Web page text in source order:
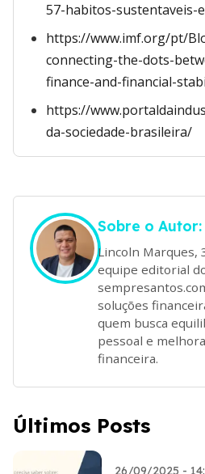
57-habitos-sustentaveis-
https://www.imf.org/pt/
connecting-the-dots-
finance-and-financial-
https://
da-sociedade-brasileira/
Sobre o Autor:
Lincoln Marques,
equipe editorial
soluções
quem busca
pessoal e
financeira.
Últimos Posts
26/09/2025 -